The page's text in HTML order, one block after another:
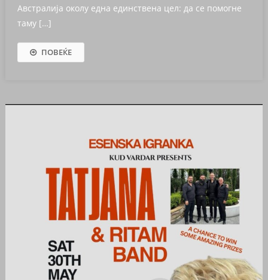
Австралија околу една единствена цел: да се помогне
таму […]
ПОВЕЌЕ